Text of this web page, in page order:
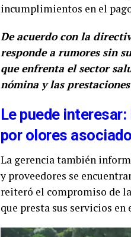
incumplimientos en el
De acuerdo con la
responde a rumores sin
que enfrenta el sector
nómina y las
Le puede
por olores
La gerencia también
y proveedores se
reiteró el compromiso de
que presta sus servicios